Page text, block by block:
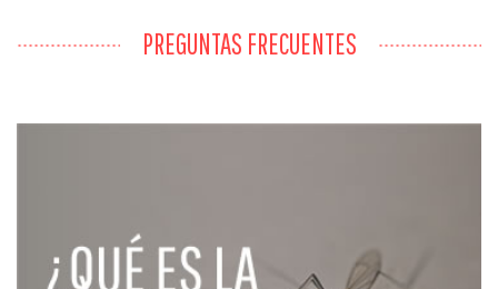
PREGUNTAS FRECUENTES